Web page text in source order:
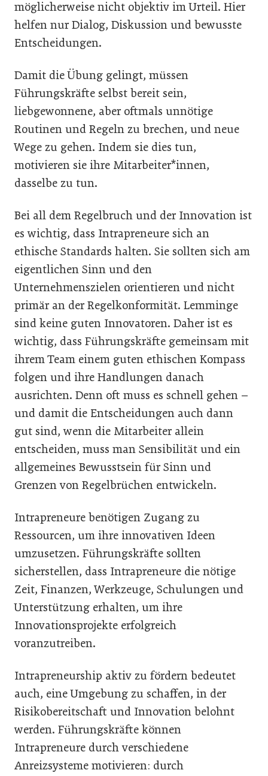
möglicherweise nicht objektiv im Urteil. Hier
helfen nur Dialog, Diskussion und bewusste
Entscheidungen.
Damit die Übung gelingt, müssen
Führungskräfte selbst bereit sein,
liebgewonnene, aber oftmals unnötige
Routinen und Regeln zu brechen, und neue
Wege zu gehen. Indem sie dies tun,
motivieren sie ihre Mitarbeiter*innen,
dasselbe zu tun.
Bei all dem Regelbruch und der Innovation ist
es wichtig, dass Intrapreneure sich an
ethische Standards halten. Sie sollten sich am
eigentlichen Sinn und den
Unternehmenszielen orientieren und nicht
primär an der Regelkonformität. Lemminge
sind keine guten Innovatoren. Daher ist es
wichtig, dass Führungskräfte gemeinsam mit
ihrem Team einem guten ethischen Kompass
folgen und ihre Handlungen danach
ausrichten. Denn oft muss es schnell gehen –
und damit die Entscheidungen auch dann
gut sind, wenn die Mitarbeiter allein
entscheiden, muss man Sensibilität und ein
allgemeines Bewusstsein für Sinn und
Grenzen von Regelbrüchen entwickeln.
Intrapreneure benötigen Zugang zu
Ressourcen, um ihre innovativen Ideen
umzusetzen. Führungskräfte sollten
sicherstellen, dass Intrapreneure die nötige
Zeit, Finanzen, Werkzeuge, Schulungen und
Unterstützung erhalten, um ihre
Innovationsprojekte erfolgreich
voranzutreiben.
Intrapreneurship aktiv zu fördern bedeutet
auch, eine Umgebung zu schaffen, in der
Risikobereitschaft und Innovation belohnt
werden. Führungskräfte können
Intrapreneure durch verschiedene
Anreizsysteme motivieren: durch